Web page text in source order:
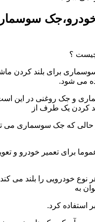
؟
برای بلند کردن
می شود.
و جک روغنی در این
کردن یک طرف از
حالی که جک سوسماری می
برای تعمیر خودرو و
خودرویی را بلند می
به
استفاده کرد.